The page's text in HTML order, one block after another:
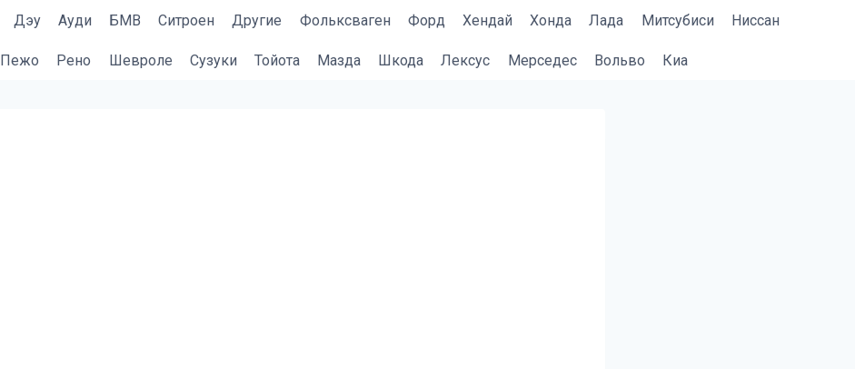
Дэу Ауди БМВ Cитроен Другие Фольксваген Форд Хендай Хонда Лада Митсубиси Ниссан
Пежо Рено Шевроле Сузуки Тойота Мазда Шкода Лексус Мерседес Вольво Киа